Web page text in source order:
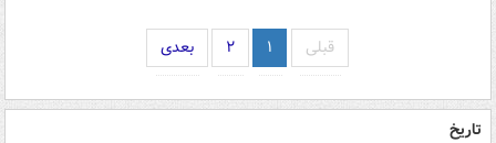
قبلی ۱ ۲ بعدی
تاریخ